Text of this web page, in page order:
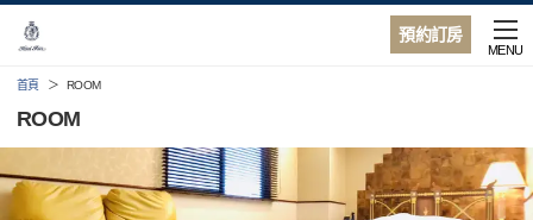
預約訂房
MENU
首頁 ROOM
ROOM